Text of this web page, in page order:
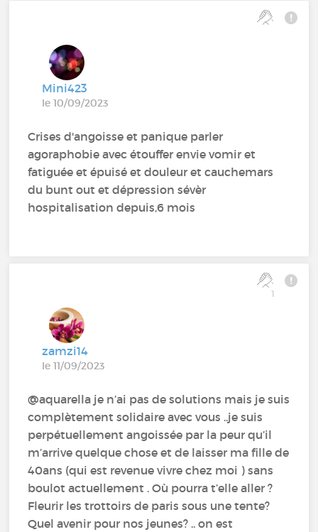
Mini423
le 10/09/2023
Crises d'angoisse et panique parler
agoraphobie avec étouffer envie vomir et
fatiguée et épuisé et douleur et cauchemars
du bunt out et dépression sévèr
hospitalisation depuis,6 mois
1
zamzi14
le 11/09/2023
@aquarella je n’ai pas de solutions mais je suis
complètement solidaire avec vous ..je suis
perpétuellement angoissée par la peur qu’il
m’arrive quelque chose et de laisser ma fille de
40ans (qui est revenue vivre chez moi ) sans
boulot actuellement . Où pourra t’elle aller ?
Fleurir les trottoirs de paris sous une tente?
Quel avenir pour nos jeunes? .. on est